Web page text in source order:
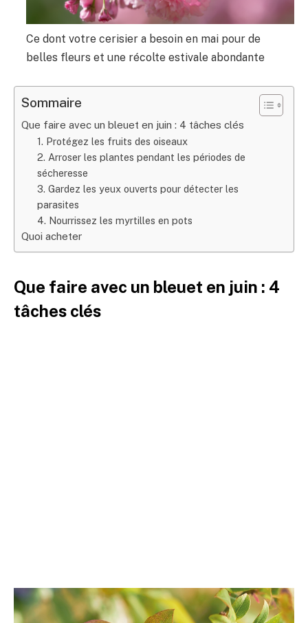
Ce dont votre cerisier a besoin en mai pour de
belles fleurs et une récolte estivale abondante
Sommaire
Que faire avec un bleuet en juin : 4 tâches clés
1. Protégez les fruits des oiseaux
2. Arroser les plantes pendant les périodes de
sécheresse
3. Gardez les yeux ouverts pour détecter les
parasites
4. Nourrissez les myrtilles en pots
Quoi acheter
Que faire avec un bleuet en juin : 4
tâches clés